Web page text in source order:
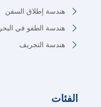
هندسة إطلاق السفن
هندسة الطفو في البحر
هندسة التجريف
الفئات